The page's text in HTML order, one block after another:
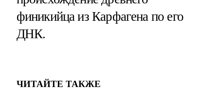
финикийца из Карфагена по его
ДНК.
ЧИТАЙТЕ ТАКЖЕ